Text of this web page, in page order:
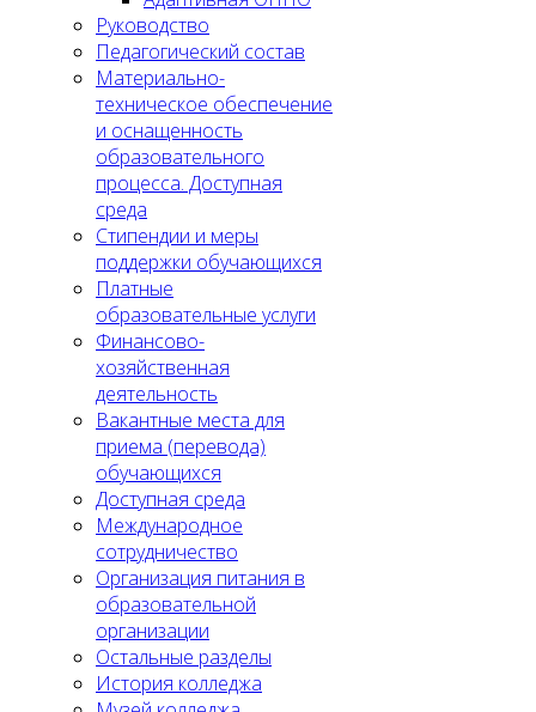
Руководство
Педагогический состав
Материально-
техническое обеспечение
и оснащенность
образовательного
процесса. Доступная
среда
Стипендии и меры
поддержки обучающихся
Платные
образовательные услуги
Финансово-
хозяйственная
деятельность
Вакантные места для
приема (перевода)
обучающихся
Доступная среда
Международное
сотрудничество
Организация питания в
образовательной
организации
Остальные разделы
История колледжа